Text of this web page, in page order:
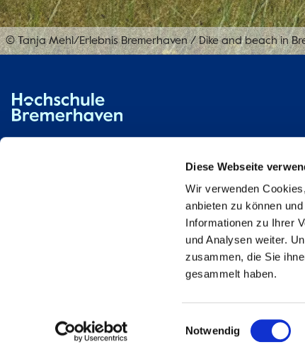
Diese Webseite
Wir verwenden
anbieten zu können
Informationen zu Ihrer
und Analysen weiter.
zusammen, die Sie
gesammelt haben.
Einwilligungsauswahl
Notwendig
© Tanja Mehl/Erlebnis Bremerhaven/Dike and beach in